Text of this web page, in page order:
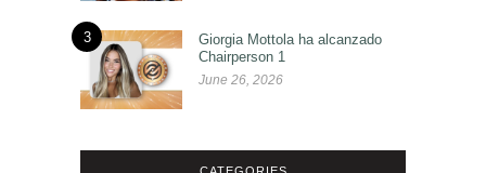
3
Giorgia Mottola ha alcanzado
Chairperson 1
June 26, 2026